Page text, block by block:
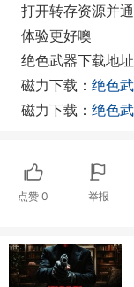
打开转存资源并
体验更好噢
绝色武器下载地
磁力下载： 绝色
磁力下载： 绝色
点赞 0 举报